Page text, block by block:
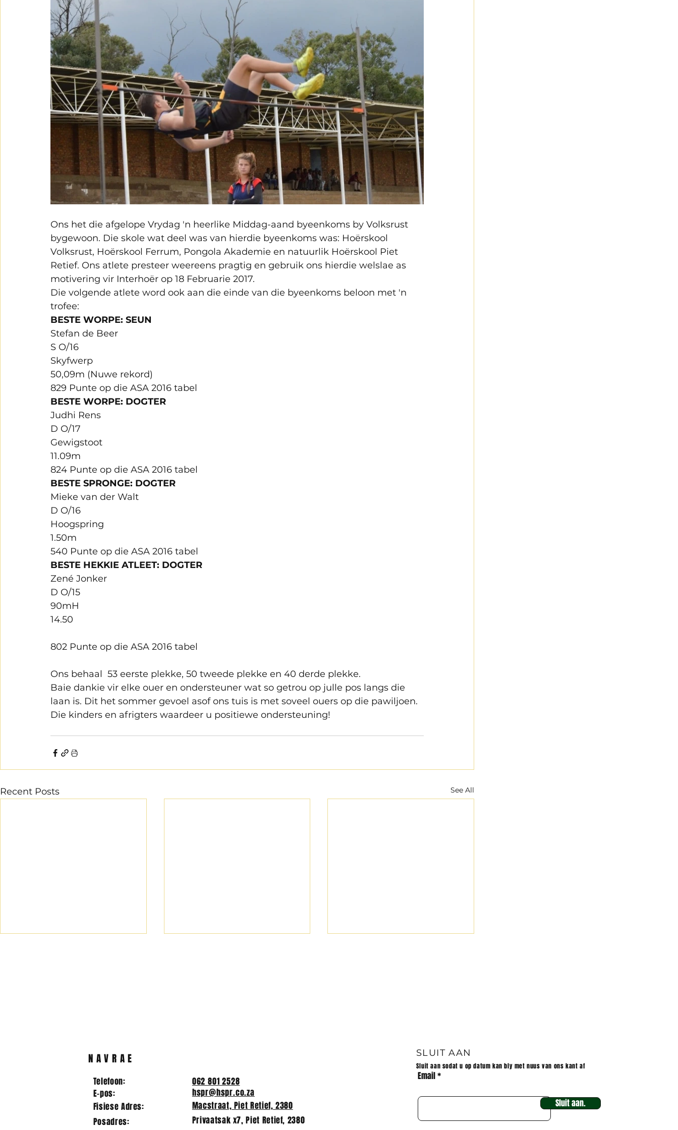
Ons het die afgelope Vrydag 'n heerlike Middag-aand byeenkoms by Volksrust
bygewoon. Die skole wat deel was van hierdie byeenkoms was: Hoërskool
Volksrust, Hoërskool Ferrum, Pongola Akademie en natuurlik Hoërskool Piet
Retief. Ons atlete presteer weereens pragtig en gebruik ons hierdie welslae as
motivering vir Interhoër op 18 Februarie 2017.
Die volgende atlete word ook aan die einde van die byeenkoms beloon met 'n
trofee:
BESTE WORPE: SEUN
Stefan de Beer
S O/16
Skyfwerp
50,09m (Nuwe rekord)
829 Punte op die ASA 2016 tabel
BESTE WORPE: DOGTER
Judhi Rens
D O/17
Gewigstoot
11.09m
824 Punte op die ASA 2016 tabel
BESTE SPRONGE: DOGTER
Mieke van der Walt
D O/16
Hoogspring
1.50m
540 Punte op die ASA 2016 tabel
BESTE HEKKIE ATLEET: DOGTER
Zené Jonker
D O/15
90mH
14.50
802 Punte op die ASA 2016 tabel
Ons behaal  53 eerste plekke, 50 tweede plekke en 40 derde plekke.
Baie dankie vir elke ouer en ondersteuner wat so getrou op julle pos langs die
laan is. Dit het sommer gevoel asof ons tuis is met soveel ouers op die pawiljoen.
Die kinders en afrigters waardeer u positiewe ondersteuning!
Recent Posts See All
Telefoon:
E-pos:
Fisiese Adres:
Posadres:
062 801 2528
hspr@hspr.co.za
Macstraat, Piet Retief, 2380
Privaatsak x7, Piet Retief, 2380
SLUIT AAN
Sluit aan sodat u op datum kan bly met nuus van ons kant af
Email
Sluit aan.
NAVRAE